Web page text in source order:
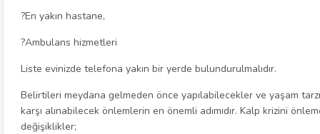
?En yakın hastane,
?Ambulans hizmetleri
Liste evinizde telefona yakın bir yerde bulundurulmalıdır.
Belirtileri meydana gelmeden önce yapılabilecekler ve yaşam
karşı alınabilecek önlemlerin en önemli adımıdır. Kalp krizini
değişiklikler;